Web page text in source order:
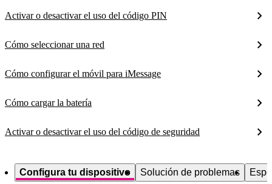
Activar o desactivar el uso del código PIN
Cómo seleccionar una red
Cómo configurar el móvil para iMessage
Cómo cargar la batería
Activar o desactivar el uso del código de seguridad
Configura tu dispositivo Solución de problemas